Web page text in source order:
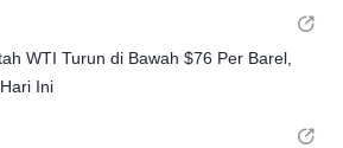
WTI Turun di Bawah $76 Per Barel,
Ini